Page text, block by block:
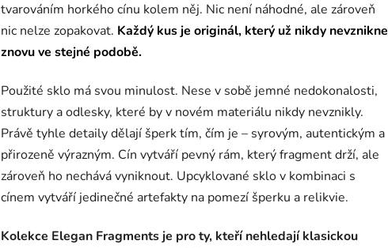
tvarováním horkého cínu kolem něj. Nic není náhodné, ale zároveň
nic nelze zopakovat. Každý kus je originál, který už nikdy nevznikne
znovu ve stejné podobě.
Použité sklo má svou minulost. Nese v sobě jemné nedokonalosti,
struktury a odlesky, které by v novém materiálu nikdy nevznikly.
Právě tyhle detaily dělají šperk tím, čím je – syrovým, autentickým a
přirozeně výrazným. Cín vytváří pevný rám, který fragment drží, ale
zároveň ho nechává vyniknout. Upcyklované sklo v kombinaci s
cínem vytváří jedinečné artefakty na pomezí šperku a relikvie.
Kolekce Elegan Fragments je pro ty, kteří nehledají klasickou